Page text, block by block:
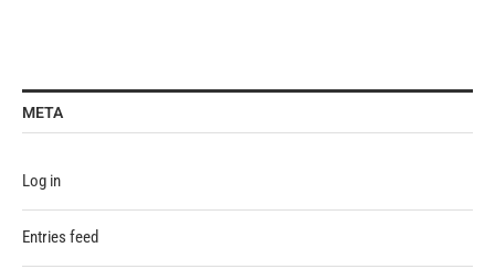
META
Log in
Entries feed